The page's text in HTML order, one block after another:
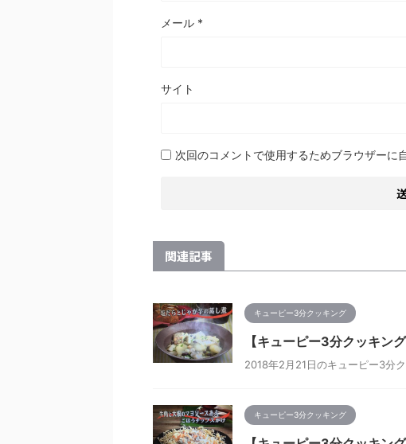
メール *
サイト
次回のコメントで使用するためブラウザーに
関連記事
キューピー3分クッキング
【キューピー3分クッキン
2018年2月21日のキューピー3分
キューピー3分クッキング